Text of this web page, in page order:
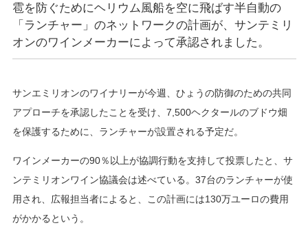
雹を防ぐためにヘリウム風船を空に飛ばす半自動の
「ランチャー」のネットワークの計画が、サンテミリ
オンのワインメーカーによって承認されました。
サンエミリオンのワイナリーが今週、ひょうの防御のための共同
アプローチを承認したことを受け、7,500ヘクタールのブドウ畑
を保護するために、ランチャーが設置される予定だ。
ワインメーカーの90％以上が協調行動を支持して投票したと、サ
ンテミリオンワイン協議会は述べている。37台のランチャーが使
用され、広報担当者によると、この計画には130万ユーロの費用
がかかるという。